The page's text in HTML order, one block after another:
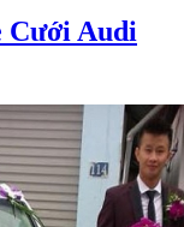
Cưới Audi